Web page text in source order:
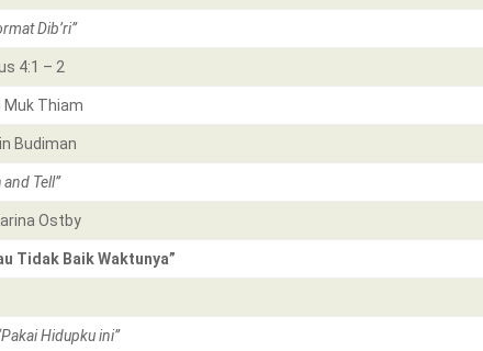
Dib’ri”
4:1 – 2
Muk Thiam
Budiman
and Tell”
Ostby
Tidak Baik Waktunya”
Hidupku ini”